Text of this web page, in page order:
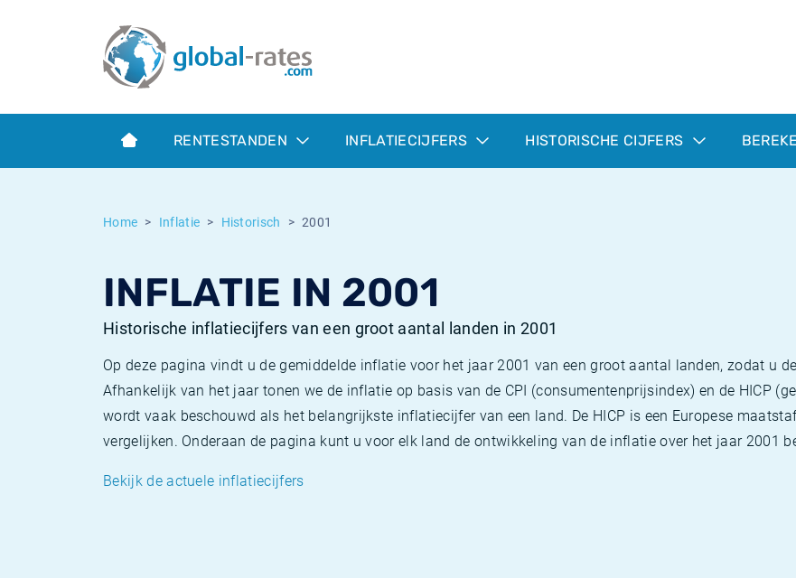
RENTESTANDEN INFLATIECIJFERS HISTORISCHE CIJFERS
Home Inflatie Historisch 2001
INFLATIE IN 2001
Historische inflatiecijfers van een groot aantal landen in 2001
Op deze pagina vindt u de gemiddelde inflatie voor het jaar 2001 van een groot aantal landen, zodat u
Afhankelijk van het jaar tonen we de inflatie op basis van de CPI (consumentenprijsindex) en de HICP
wordt vaak beschouwd als het belangrijkste inflatiecijfer van een land. De HICP is een Europese
vergelijken. Onderaan de pagina kunt u voor elk land de ontwikkeling van de inflatie over het jaar 2001
Bekijk de actuele inflatiecijfers
Term SOFR
Wat is CPI inflatie?
Wat is HICP inflatie?
Europese inflatie - HICP
Euribor historie
ESTER historie
Historische inflatie
Inflatiecalculator